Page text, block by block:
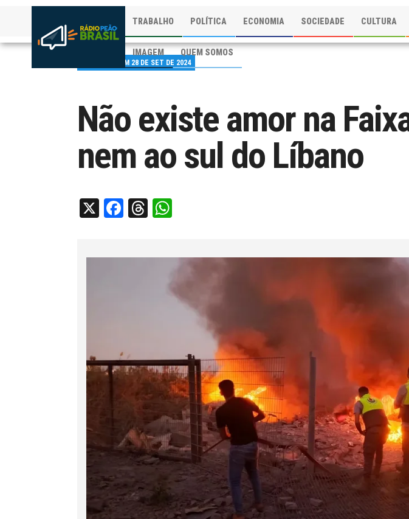
TRABALHO POLÍTICA ECONOMIA SOCIEDADE CULTURA
IMAGEM QUEM SOMOS
PUBLICADO EM 28 DE SET DE 2024
Não existe amor na
nem ao sul do Líbano
X Facebook
Threads